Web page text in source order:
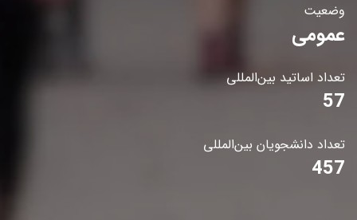
وضعیت
عمومی
تعداد اساتید بین‌المللی
57
تعداد دانشجویان بین‌المللی
457